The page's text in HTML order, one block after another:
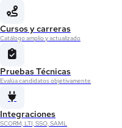
Cursos y carreras
Catálogo amplio y actualizado
Pruebas Técnicas
Evalúa candidatos objetivamente
Integraciones
SCORM, LTI, SSO, SAML